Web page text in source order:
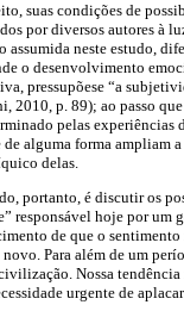
suas condições de
por diversos autores à
neste estudo,
o desenvolvimento
pressupõe­se “a
2010, p. 89); ao passo
pelas experiências
alguma forma ampliam
delas.
portanto, é discutir os
responsável hoje por um
de que o
Para além de um
Nossa
urgente de